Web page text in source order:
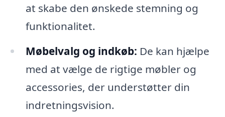
at skabe den ønskede stemning og
funktionalitet.
Møbelvalg og indkøb: De kan hjælpe
med at vælge de rigtige møbler og
accessories, der understøtter din
indretningsvision.